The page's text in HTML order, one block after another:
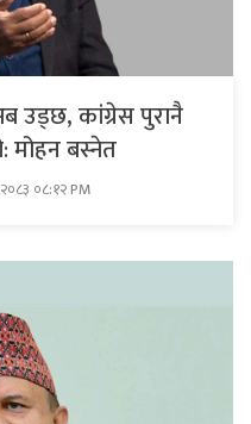
उड्छ, कांग्रेस पुरानै
मोहन बस्नेत
०८:१२ PM